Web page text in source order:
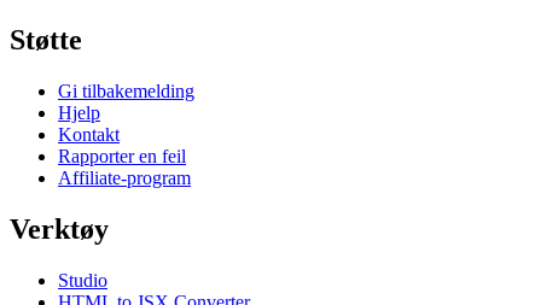
Støtte
Gi tilbakemelding
Hjelp
Kontakt
Rapporter en feil
Affiliate-program
Verktøy
Studio